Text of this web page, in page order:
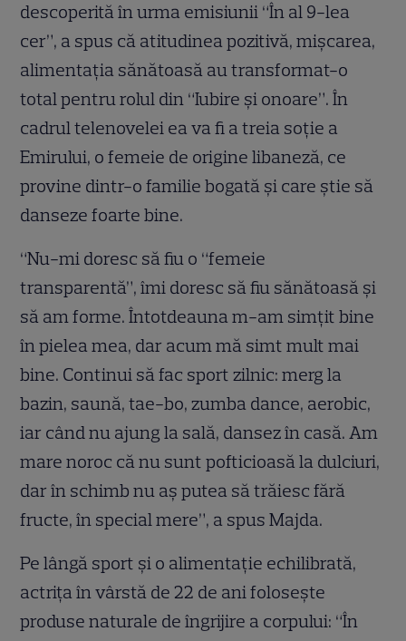
descoperită în urma emisiunii “În al 9-lea
cer”, a spus că atitudinea pozitivă, mişcarea,
alimentaţia sănătoasă au transformat-o
total pentru rolul din “Iubire şi onoare”. În
cadrul telenovelei ea va fi a treia soţie a
Emirului, o femeie de origine libaneză, ce
provine dintr-o familie bogată şi care ştie să
danseze foarte bine.
“Nu-mi doresc să fiu o “femeie
transparentă”, îmi doresc să fiu sănătoasă şi
să am forme. Întotdeauna m-am simţit bine
în pielea mea, dar acum mă simt mult mai
bine. Continui să fac sport zilnic: merg la
bazin, saună, tae-bo, zumba dance, aerobic,
iar când nu ajung la sală, dansez în casă. Am
mare noroc că nu sunt pofticioasă la dulciuri,
dar în schimb nu aş putea să trăiesc fără
fructe, în special mere”, a spus Majda.
Pe lângă sport şi o alimentaţie echilibrată,
actriţa în vârstă de 22 de ani foloseşte
produse naturale de îngrijire a corpului: “În